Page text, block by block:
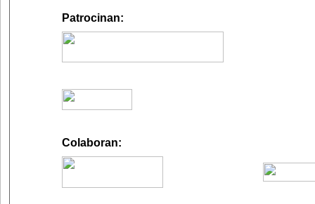
Patrocinan:
Colaboran: